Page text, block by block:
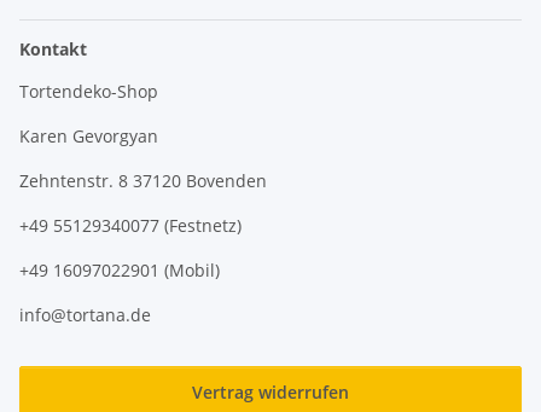
Kontakt
Tortendeko-Shop
Karen Gevorgyan
Zehntenstr. 8 37120 Bovenden
+49 55129340077 (Festnetz)
+49 16097022901 (Mobil)
info@tortana.de
Vertrag widerrufen